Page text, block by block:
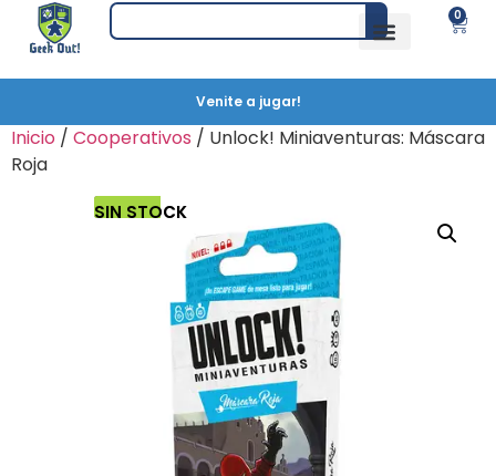
0
Venite a jugar!
Inicio / Cooperativos / Unlock! Miniaventuras: Máscara
Roja
SIN STOCK